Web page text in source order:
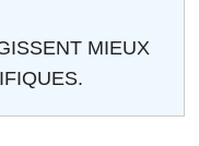
MIEUX